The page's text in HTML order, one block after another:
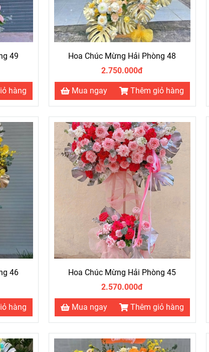
49
hàng
Hoa Chúc Mừng Hải Phòng 48
2.750.000đ
Mua ngay Thêm giỏ hàng
46
hàng
Hoa Chúc Mừng Hải Phòng 45
2.570.000đ
Mua ngay Thêm giỏ hàng